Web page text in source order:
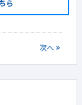
ら
次へ